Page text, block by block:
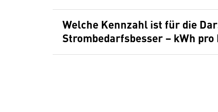
Welche Kennzahl ist für die
Strombedarfsbesser – kWh pro